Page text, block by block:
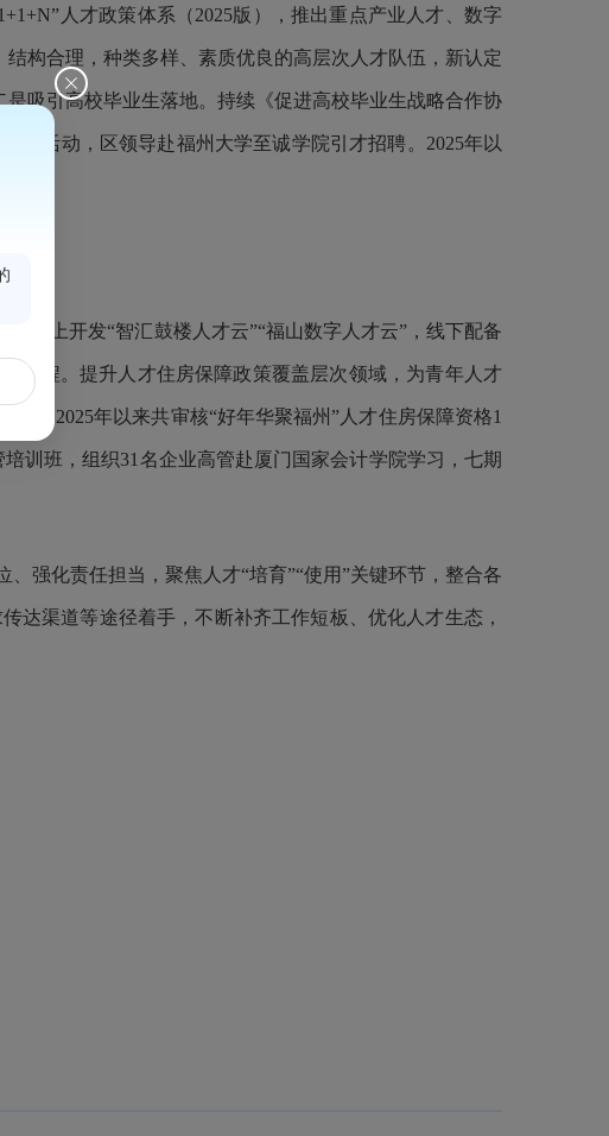
”人才政策体系（2025版），推出重点产业人才、数字
构合理，种类多样、素质优良的高层次人才队伍，新认定
吸引高校毕业生落地。持续《促进高校毕业生战略合作协
”活动，区领导赴福州大学至诚学院引才招聘。 2025年以
线上开发“智汇鼓楼人才云”“福山数字人才云”，线下配备
工程。提升人才住房保障政策覆盖层次领域，为青年人才
行， 2025年以来共审核“好年华聚福州”人才住房保障资格1
训班，组织31 名企业高管赴厦门国家会计学院学习，七期
、强化责任担当，聚焦人才“培育”“使用”关键环节，整合各
达渠道等途径着手，不断补齐工作短板、优化人才生态，